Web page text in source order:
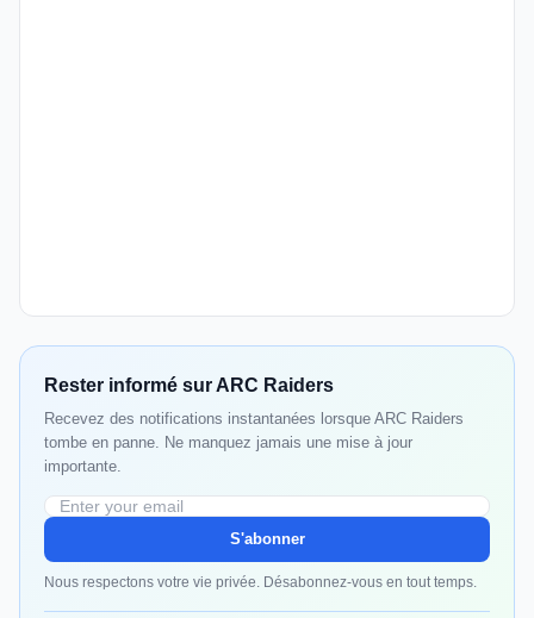
Rester informé sur ARC Raiders
Recevez des notifications instantanées lorsque ARC Raiders
tombe en panne. Ne manquez jamais une mise à jour
importante.
S'abonner
Nous respectons votre vie privée. Désabonnez-vous en tout temps.